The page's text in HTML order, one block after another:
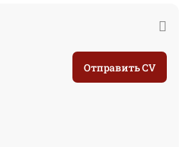
Отправить CV